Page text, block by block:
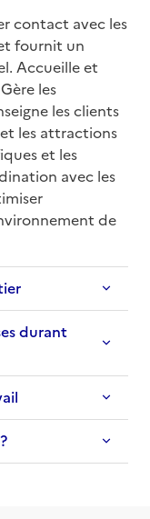
contact avec les
fournit un
Accueille et
les
les clients
les attractions
et les
avec les
de
durant